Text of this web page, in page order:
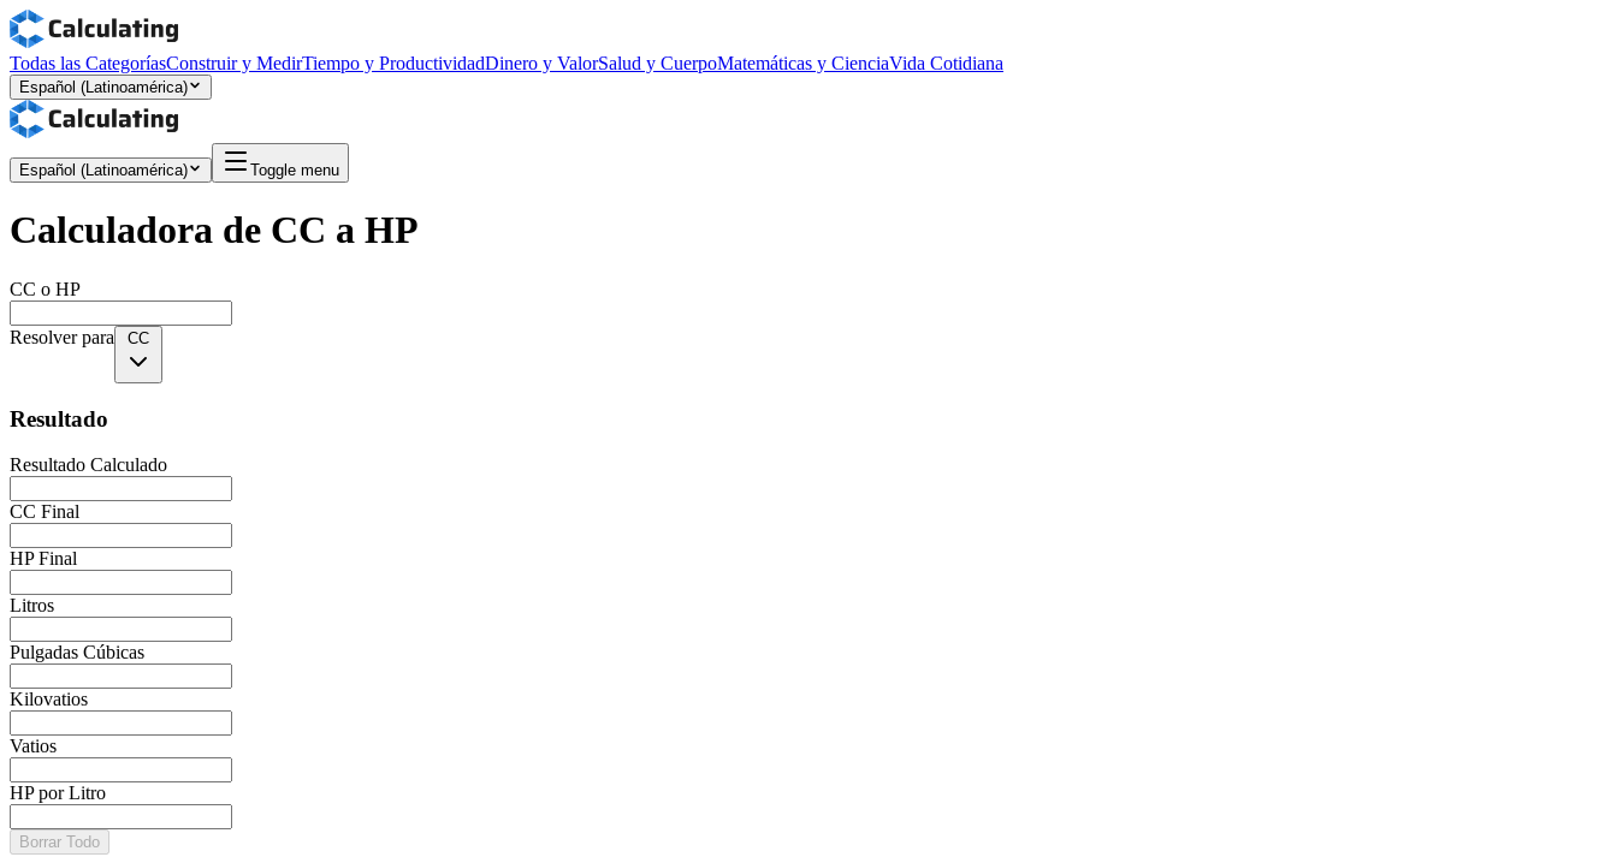
Todas las CategoríasConstruir y MedirTiempo y ProductividadDinero y ValorSalud y CuerpoMatemáticas y CienciaVida Cotidiana
Español (Latinoamérica)
Español (Latinoamérica) Toggle menu
Calculadora de CC a HP
CC o HP
Resolver para CC
Resultado
Resultado Calculado
CC Final
HP Final
Litros
Pulgadas Cúbicas
Kilovatios
Vatios
HP por Litro
Borrar Todo